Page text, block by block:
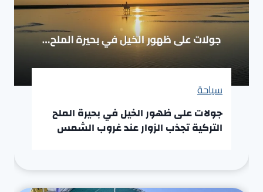
سياحة
جولات على ظهور الخيل في بحيرة الملح
التركية تجذب الزوار عند غروب الشمس